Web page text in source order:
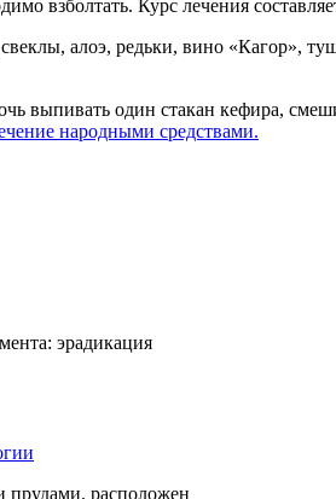
взболтать. Курс лечения
алоэ, редьки, вино «Кагор»,
выпивать один стакан кефира,
народными средствами.
эрадикация
прудами, расположен